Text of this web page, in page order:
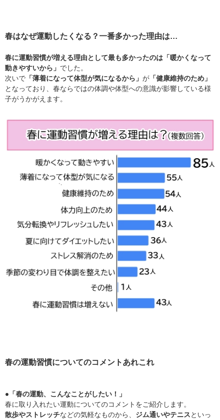
春はなぜ運動したくなる？一番多かった理由は…
春に運動習慣が増える理由として最も多かったのは「暖かくなって
動きやすいから」 でした。
次いで 「薄着になって体型が気になるから」 が 「健康維持のため」
となっており、春ならではの体調や体型への意識が影響している様
子がうかがえます。
春の運動習慣についてのコメントあれこれ
●「春の運動、こんなことがしたい！」
春に取り入れたい運動についてのコメントをご紹介します。
散歩やストレッチなどの気軽なものから、 ジム通いやテニスといっ